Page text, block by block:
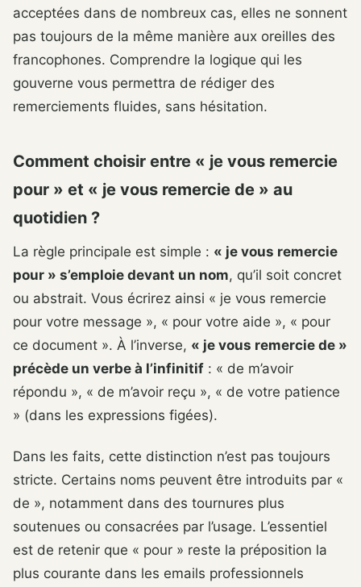
acceptées dans de nombreux cas, elles ne sonnent
pas toujours de la même manière aux oreilles des
francophones. Comprendre la logique qui les
gouverne vous permettra de rédiger des
remerciements fluides, sans hésitation.
Comment choisir entre « je vous remercie
pour » et « je vous remercie de » au
quotidien ?
La règle principale est simple : « je vous remercie
pour » s’emploie devant un nom, qu’il soit concret
ou abstrait. Vous écrirez ainsi « je vous remercie
pour votre message », « pour votre aide », « pour
ce document ». À l’inverse, « je vous remercie de »
précède un verbe à l’infinitif : « de m’avoir
répondu », « de m’avoir reçu », « de votre patience
» (dans les expressions figées).
Dans les faits, cette distinction n’est pas toujours
stricte. Certains noms peuvent être introduits par «
de », notamment dans des tournures plus
soutenues ou consacrées par l’usage. L’essentiel
est de retenir que « pour » reste la préposition la
plus courante dans les emails professionnels